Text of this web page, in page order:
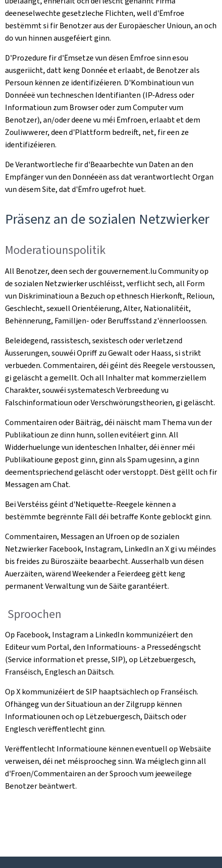
deeneselwechte gesetzleche Flichten, well d'Ëmfroe
bestëmmt si fir Benotzer aus der Europäescher Unioun, an och
do vun hinnen ausgeféiert ginn.
D'Prozedure fir d'Ëmsetze vun dësen Ëmfroe sinn esou
ausgeriicht, datt keng Donnée et erlaabt, de Benotzer als
Persoun kënnen ze identifizéieren. D'Kombinatioun vun
Donnéeë vun techneschen Identifianten (IP-Adress oder
Informatioun zum Browser oder zum Computer vum
Benotzer), an/oder deene vu méi Ëmfroen, erlaabt et dem
Zouliwwerer, deen d'Plattform bedreift, net, fir een ze
identifizéieren.
De Verantwortleche fir d'Beaarbechte vun Daten an den
Empfänger vun den Donnéeën ass dat verantwortlecht Organ
vun dësem Site, dat d'Ëmfro ugefrot huet.
Präsenz an de sozialen Netzwierker
Moderatiounspolitik
All Benotzer, deen sech der gouvernement.lu Community op
de sozialen Netzwierker uschléisst, verflicht sech, all Form
vun Diskriminatioun a Bezuch op ethnesch Hierkonft, Relioun,
Geschlecht, sexuell Orientéierung, Alter, Nationalitéit,
Behënnerung, Familljen- oder Beruffsstand z'ënnerloossen.
Beleidegend, rassistesch, sexistesch oder verletzend
Äusserungen, souwéi Opriff zu Gewalt oder Haass, si strikt
verbueden. Commentairen, déi géint dës Reegele verstoussen,
gi geläscht a gemellt. Och all Inhalter mat kommerziellem
Charakter, souwéi systematesch Verbreedung vu
Falschinformatioun oder Verschwörungstheorien, gi geläscht.
Commentairen oder Bäiträg, déi näischt mam Thema vun der
Publikatioun ze dinn hunn, sollen evitéiert ginn. All
Widderhuelunge vun identeschen Inhalter, déi ënner méi
Publikatioune gepost ginn, ginn als Spam ugesinn, a ginn
deementspriechend geläscht oder verstoppt. Dëst gëllt och fir
Messagen am Chat.
Bei Verstéiss géint d'Netiquette-Reegele kënnen a
bestëmmte begrënnte Fäll déi betraffe Konte geblockt ginn.
Commentairen, Messagen an Ufroen op de sozialen
Netzwierker Facebook, Instagram, LinkedIn an X gi vu méindes
bis freides zu Büroszäite beaarbecht. Ausserhalb vun dësen
Auerzäiten, wärend Weekender a Feierdeeg gëtt keng
permanent Verwaltung vun de Säite garantéiert.
Sproochen
Op Facebook, Instagram a LinkedIn kommunizéiert den
Editeur vum Portal, den Informatiouns- a Pressedéngscht
(Service information et presse, SIP), op Lëtzebuergesch,
Franséisch, Englesch an Däitsch.
Op X kommunizéiert de SIP haaptsächlech op Franséisch.
Ofhängeg vun der Situatioun an der Zilgrupp kënnen
Informatiounen och op Lëtzebuergesch, Däitsch oder
Englesch verëffentlecht ginn.
Verëffentlecht Informatioune kënnen eventuell op Websäite
verweisen, déi net méisproocheg sinn. Wa méiglech ginn all
d'Froen/Commentairen an der Sprooch vum jeeweilege
Benotzer beäntwert.